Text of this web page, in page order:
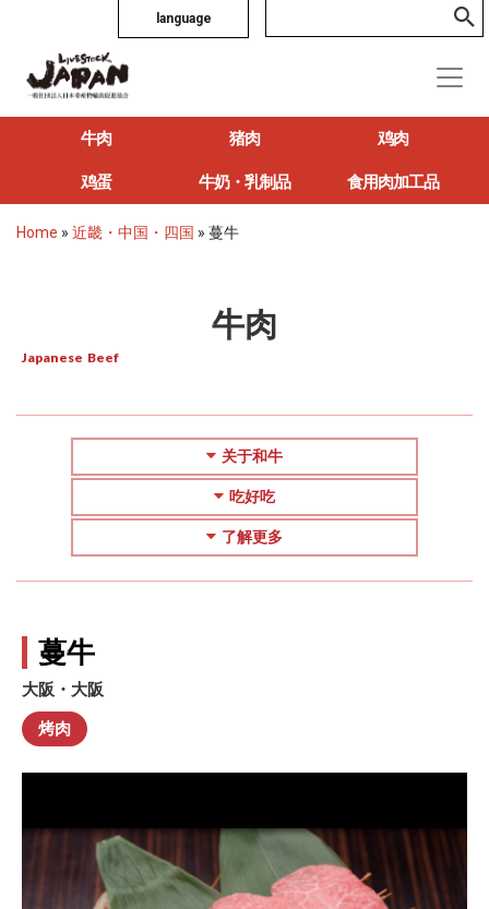
language
牛肉 猪肉 鸡肉
鸡蛋 牛奶・乳制品 食用肉加工品
Home » 近畿・中国・四国 » 蔓牛
牛肉
Japanese Beef
关于和牛
吃好吃
了解更多
蔓牛
大阪・大阪
烤肉